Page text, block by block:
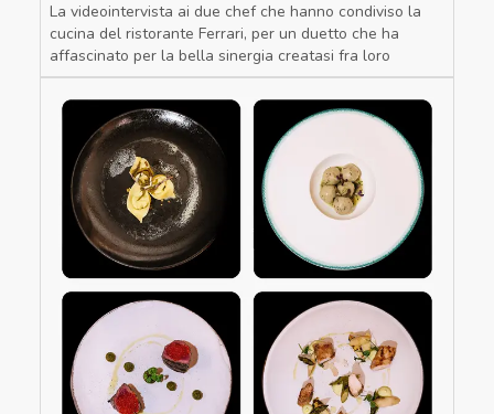
La videointervista ai due chef che hanno condiviso la
cucina del ristorante Ferrari, per un duetto che ha
affascinato per la bella sinergia creatasi fra loro